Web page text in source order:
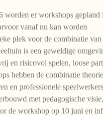
worden er workshops gepland
vanaf nu kan worden
plek voor de combinatie
is een geweldige
en risicovol spelen, loose
hebben de combinatie
en professionele
met pedagogische
de workshop op 10 juni en